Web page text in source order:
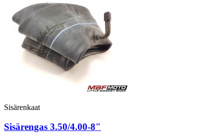
Sisärenkaat
Sisärengas 3.50/4.00-8"